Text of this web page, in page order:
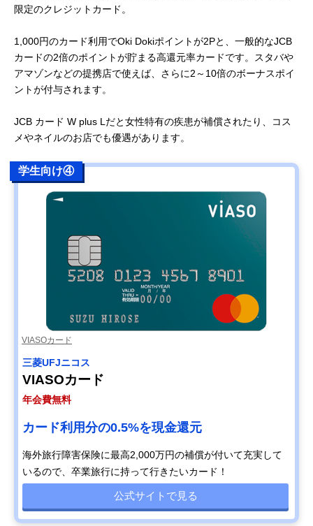
限定のクレジットカード。
1,000円のカード利用でOki Dokiポイントが2Pと、一般的なJCB
カードの2倍のポイントが貯まる高還元率カードです。スタバや
アマゾンなどの提携店で使えば、さらに2～10倍のボーナスポイ
ントが付与されます。
JCB カード W plus Lだと女性特有の疾患が補償されたり、コス
メやネイルのお店でも優遇があります。
学生向け④
VIASOカード
三菱UFJニコス
VIASOカード
年会費無料
カード利用分の0.5%を現金還元
海外旅行障害保険に最高2,000万円の補償が付いて充実して
いるので、卒業旅行に持って行きたいカード！
公式サイトで見る